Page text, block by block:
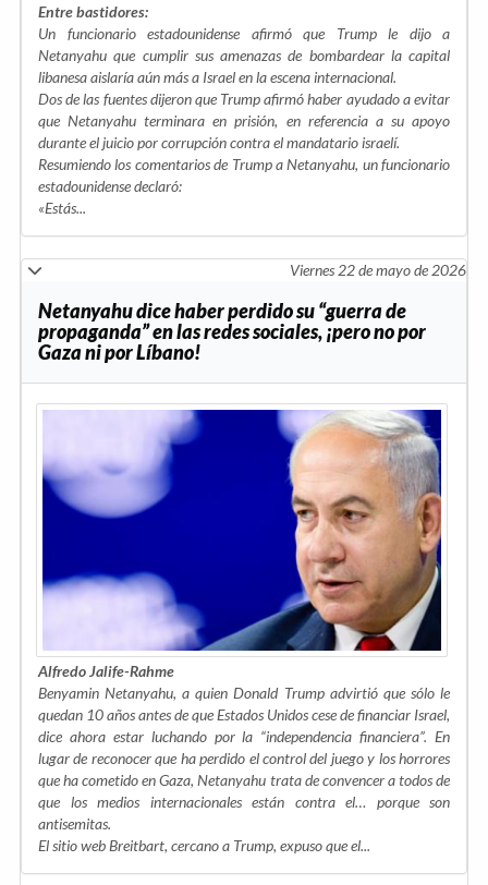
Entre bastidores:
Un funcionario estadounidense afirmó que Trump le dijo a
Netanyahu que cumplir sus amenazas de bombardear la capital
libanesa aislaría aún más a Israel en la escena internacional.
Dos de las fuentes dijeron que Trump afirmó haber ayudado a evitar
que Netanyahu terminara en prisión, en referencia a su apoyo
durante el juicio por corrupción contra el mandatario israelí.
Resumiendo los comentarios de Trump a Netanyahu, un funcionario
estadounidense declaró:
«Estás...
Viernes 22 de mayo de 2026
Netanyahu dice haber perdido su “guerra de
propaganda” en las redes sociales, ¡pero no por
Gaza ni por Líbano!
Alfredo Jalife-Rahme
Benyamin Netanyahu, a quien Donald Trump advirtió que sólo le
quedan 10 años antes de que Estados Unidos cese de financiar Israel,
dice ahora estar luchando por la “independencia financiera”. En
lugar de reconocer que ha perdido el control del juego y los horrores
que ha cometido en Gaza, Netanyahu trata de convencer a todos de
que los medios internacionales están contra el… porque son
antisemitas.
El sitio web Breitbart, cercano a Trump, expuso que el...